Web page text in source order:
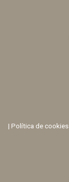
| Política de cookies